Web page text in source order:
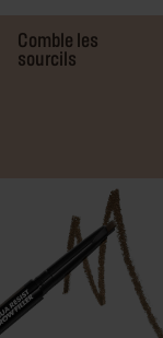
Comble les
sourcils